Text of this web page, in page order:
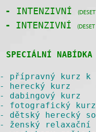
- INTENZIVNÍ
-
INTENZIVNÍ
SPECIÁLNÍ
- přípravný kurz k
- herecký kurz
- dabingový kurz
- fotografický kurz
- dětský herecký
- ženský relaxační